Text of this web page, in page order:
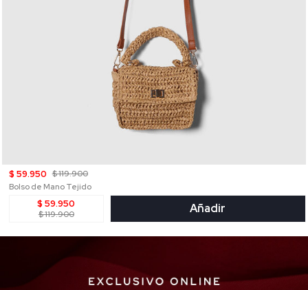
$ 59.950 $ 119.900
Bolso de Mano Tejido
$ 59.950
$ 119.900 Añadir